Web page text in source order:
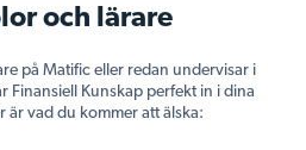
och lärare
på Matific eller redan undervisar i
Finansiell Kunskap perfekt in i dina
är vad du kommer att älska: